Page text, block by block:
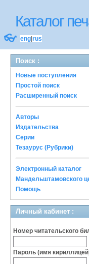
Каталог
👓 eng rus
Поиск :
Новые поступления
Простой поиск
Расширенный поиск
Авторы
Издательства
Серии
Тезаурус (Рубрики)
Электронный каталог
Мандельштамовского
Помощь
Личный кабинет :
Номер читательского
Пароль (имя